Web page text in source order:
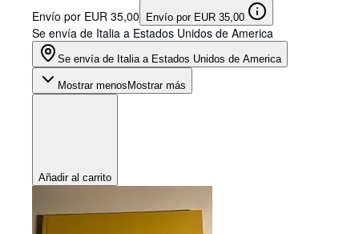
Envío por EUR 35,00
Envío por EUR 35,00
Se envía de Italia a Estados Unidos de America
Se envía de Italia a Estados Unidos de America
Mostrar menos Mostrar más
Añadir al carrito